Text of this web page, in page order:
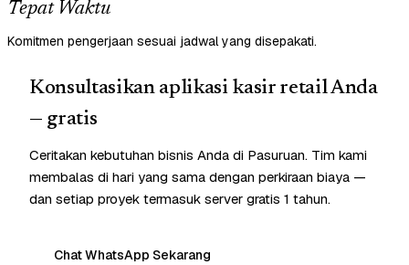
Tepat Waktu
Komitmen pengerjaan sesuai jadwal yang disepakati.
Konsultasikan aplikasi kasir retail Anda
— gratis
Ceritakan kebutuhan bisnis Anda di Pasuruan. Tim kami
membalas di hari yang sama dengan perkiraan biaya —
dan setiap proyek termasuk server gratis 1 tahun.
Chat WhatsApp Sekarang